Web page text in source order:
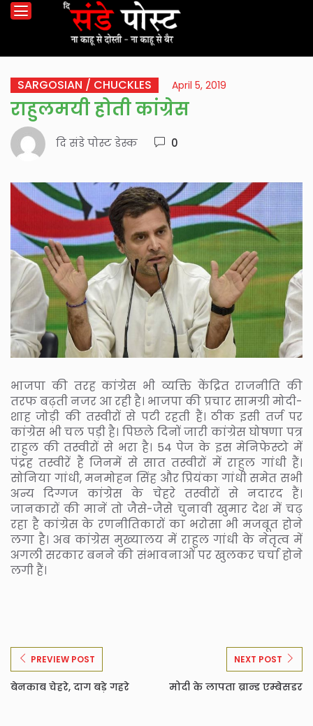
SARGOSIAN / CHUCKLES April 5, 2019
राहुलमयी होती कांग्रेस
दि संडे पोस्ट डेस्क 0
भाजपा की तरह कांग्रेस भी व्यक्ति केंद्रित राजनीति की
तरफ बढ़ती नजर आ रही है। भाजपा की प्रचार सामग्री मोदी-
शाह जोड़ी की तस्वीरों से पटी रहती हैं। ठीक इसी तर्ज पर
कांग्रेस भी चल पड़ी है। पिछले दिनों जारी कांग्रेस घोषणा पत्र
राहुल की तस्वीरों से भरा है। 54 पेज के इस मेनिफेस्टो में
पंद्रह तस्वीरें हैं जिनमें से सात तस्वीरों में राहुल गांधी हैं।
सोनिया गांधी, मनमोहन सिंह और प्रियंका गांधी समेत सभी
अन्य दिग्गज कांग्रेस के चेहरे तस्वीरों से नदारद हैं।
जानकारों की मानें तो जैसे-जैसे चुनावी खुमार देश में चढ़
रहा है कांग्रेस के रणनीतिकारों का भरोसा भी मजबूत होने
लगा है। अब कांग्रेस मुख्यालय में राहुल गांधी के नेतृत्व में
अगली सरकार बनने की संभावनाओं पर खुलकर चर्चा होने
लगी हैं।
PREVIEW POST
बेनकाब चेहरे, दाग बड़े गहरे
NEXT POST
मोदी के लापता ब्रान्ड एम्बेसडर